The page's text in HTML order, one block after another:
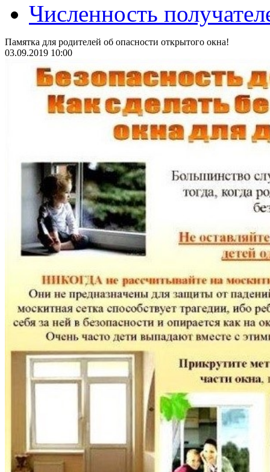
Численность
Памятка для родителей об опасности открытого окна!
03.09.2019 10:00